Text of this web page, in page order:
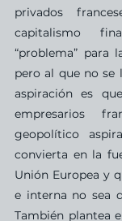
privados
capitalismo
“problema” para
pero al que no se
aspiración es
empresarios
geopolítico
convierta en la
Unión Europea y
e interna no sea
También plantea